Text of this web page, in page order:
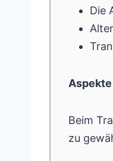
Die
Beim
zu